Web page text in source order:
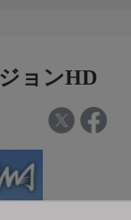
ョンHD